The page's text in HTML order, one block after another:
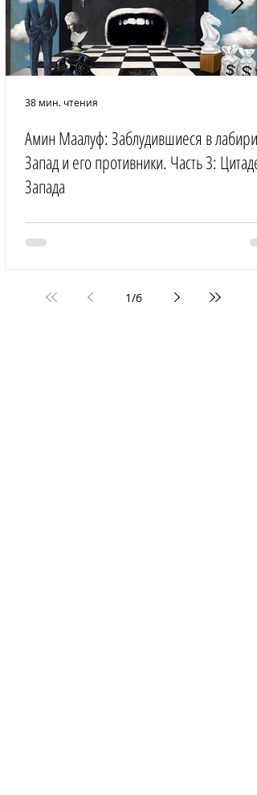
Амин Маалуф: Заблудившиеся в
Запад и его противники. Часть 3:
Запада
38 мин. чтения
1/6